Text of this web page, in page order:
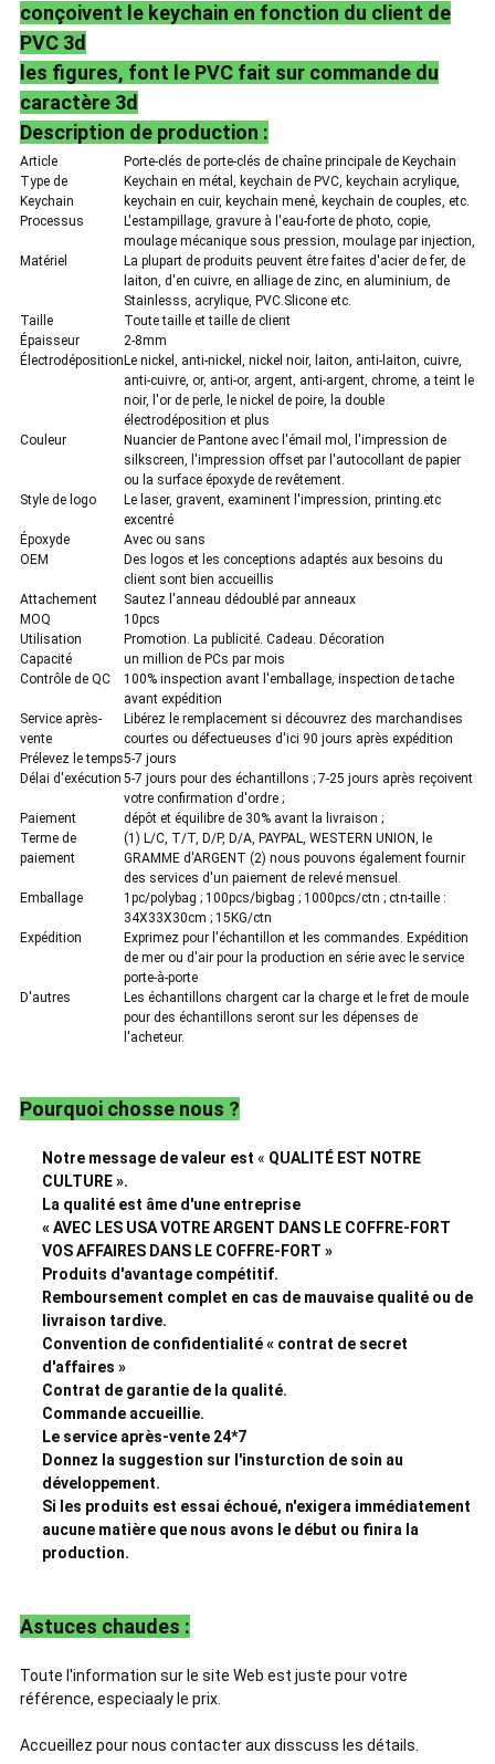
conçoivent le keychain en fonction du client de
PVC 3d
les figures, font le PVC fait sur commande du
caractère 3d
Description de production :
Article
Porte-clés de porte-clés de chaîne principale de Keychain
Type de
Keychain
Keychain en métal, keychain de PVC, keychain acrylique,
keychain en cuir, keychain mené, keychain de couples, etc.
Processus
L'estampillage, gravure à l'eau-forte de photo, copie,
moulage mécanique sous pression, moulage par injection,
Matériel
La plupart de produits peuvent être faites d'acier de fer, de
laiton, d'en cuivre, en alliage de zinc, en aluminium, de
Stainlesss, acrylique, PVC.Slicone etc.
Taille
Toute taille et taille de client
Épaisseur
2-8mm
Électrodéposition Le nickel, anti-nickel, nickel noir, laiton, anti-laiton, cuivre,
anti-cuivre, or, anti-or, argent, anti-argent, chrome, a teint le
noir, l'or de perle, le nickel de poire, la double
électrodéposition et plus
Couleur
Nuancier de Pantone avec l'émail mol, l'impression de
silkscreen, l'impression offset par l'autocollant de papier
ou la surface époxyde de revêtement.
Style de logo
Le laser, gravent, examinent l'impression, printing.etc
excentré
Époxyde
Avec ou sans
OEM
Des logos et les conceptions adaptés aux besoins du
client sont bien accueillis
Attachement
Sautez l'anneau dédoublé par anneaux
MOQ
10pcs
Utilisation
Promotion. La publicité. Cadeau. Décoration
Capacité
un million de PCs par mois
Contrôle de QC
100% inspection avant l'emballage, inspection de tache
avant expédition
Service après-
vente
Libérez le remplacement si découvrez des marchandises
courtes ou défectueuses d'ici 90 jours après expédition
Prélevez le temps5-7 jours
Délai d'exécution 5-7 jours pour des échantillons ; 7-25 jours après reçoivent
votre confirmation d'ordre ;
Paiement
dépôt et équilibre de 30% avant la livraison ;
Terme de
paiement
(1) L/C, T/T, D/P, D/A, PAYPAL, WESTERN UNION, le
GRAMME d'ARGENT (2) nous pouvons également fournir
des services d'un paiement de relevé mensuel.
Emballage
1pc/polybag ; 100pcs/bigbag ; 1000pcs/ctn ; ctn-taille :
34X33X30cm ; 15KG/ctn
Expédition
Exprimez pour l'échantillon et les commandes. Expédition
de mer ou d'air pour la production en série avec le service
porte-à-porte
D'autres
Les échantillons chargent car la charge et le fret de moule
pour des échantillons seront sur les dépenses de
l'acheteur.
Pourquoi chosse nous ?
Notre message de valeur est « QUALITÉ EST NOTRE
CULTURE ».
La qualité est âme d'une entreprise
« AVEC LES USA VOTRE ARGENT DANS LE COFFRE-FORT
VOS AFFAIRES DANS LE COFFRE-FORT »
Produits d'avantage compétitif.
Remboursement complet en cas de mauvaise qualité ou de
livraison tardive.
Convention de confidentialité « contrat de secret
d'affaires »
Contrat de garantie de la qualité.
Commande accueillie.
Le service après-vente 24*7
Donnez la suggestion sur l'insturction de soin au
développement.
Si les produits est essai échoué, n'exigera immédiatement
aucune matière que nous avons le début ou finira la
production.
Astuces chaudes :
Toute l'information sur le site Web est juste pour votre
référence, especiaaly le prix.
Accueillez pour nous contacter aux disscuss les détails.